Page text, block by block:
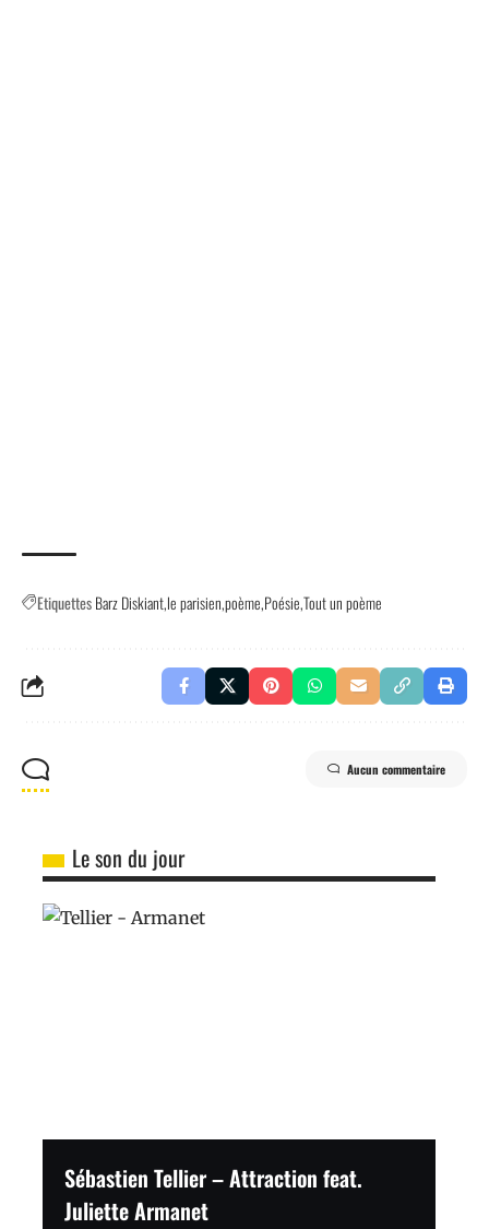
EtiquettesBarz Diskiantle parisienpoème PoésieTout un poème
Aucun commentaire
Le son du jour
Sébastien Tellier – Attraction feat.
Juliette Armanet